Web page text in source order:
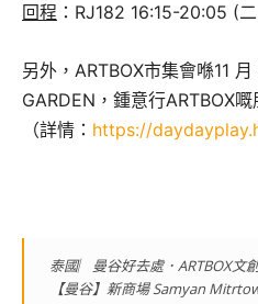
回程 ：RJ182 16:15-20:05 (
另外，ARTBOX市集會喺11
GARDEN，鍾意行ARTBOX
（詳情： https://
泰國︳曼谷好去處．ARTBOX文
【曼谷】新商場 Samyan